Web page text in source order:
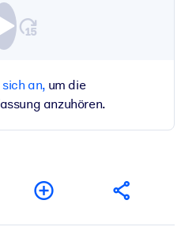
an,um die
anzuhören.